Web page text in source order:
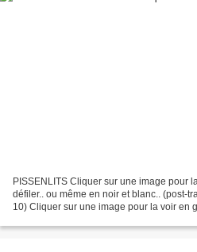
PISSENLITS Cliquer sur une image pour
défiler.. ou même en noir et blanc.. (post-
10) Cliquer sur une image pour la voir en